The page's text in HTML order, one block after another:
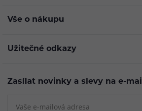
Vše o nákupu
Užitečné odkazy
Zasílat novinky a slevy na e-mail